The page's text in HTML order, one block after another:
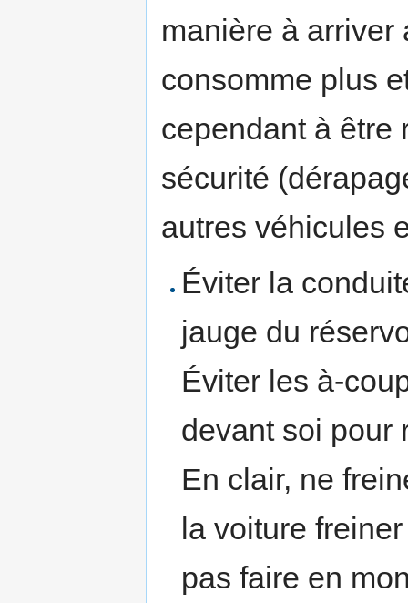
manière à arriver
consomme plus
cependant à être
sécurité
autres véhicules
Éviter la
jauge du
Éviter les à-
devant soi pour
En clair, ne
la voiture
pas faire en